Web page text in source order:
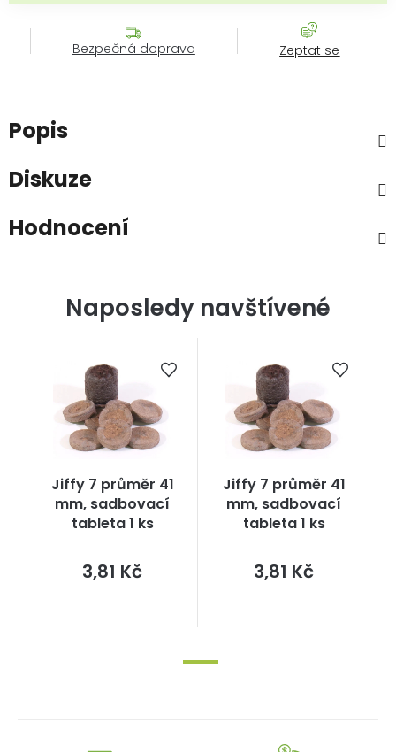
Bezpečná doprava Zeptat se
Popis
Diskuze
Hodnocení
Naposledy navštívené
Jiffy 7 průměr 41
mm, sadbovací
tableta 1 ks
3,81 Kčcena:
Jiffy 7 průměr 41
mm, sadbovací
tableta 1 ks
3,81 Kčcena: